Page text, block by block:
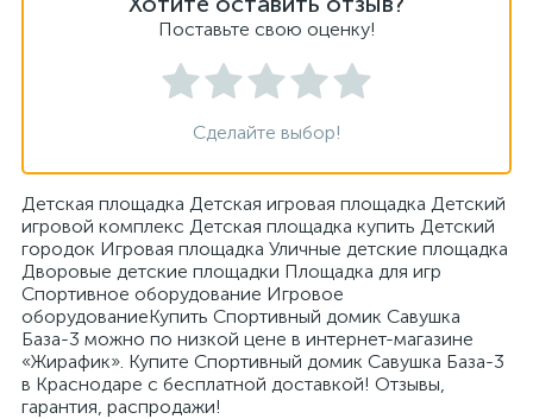
Поставьте свою оценку!
Сделайте выбор!
Детская площадка Детская игровая площадка Детский
игровой комплекс Детская площадка купить Детский
городок Игровая площадка Уличные детские площадка
Дворовые детские площадки Площадка для игр
Спортивное оборудование Игровое
оборудованиеКупить Спортивный домик Савушка
База-3 можно по низкой цене в интернет-магазине
«Жирафик». Купите Спортивный домик Савушка База-3
в Краснодаре с бесплатной доставкой! Отзывы,
гарантия, распродажи!